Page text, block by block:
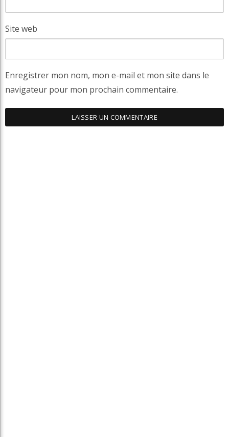
Site web
Enregistrer mon nom, mon e-mail et mon site dans le
navigateur pour mon prochain commentaire.